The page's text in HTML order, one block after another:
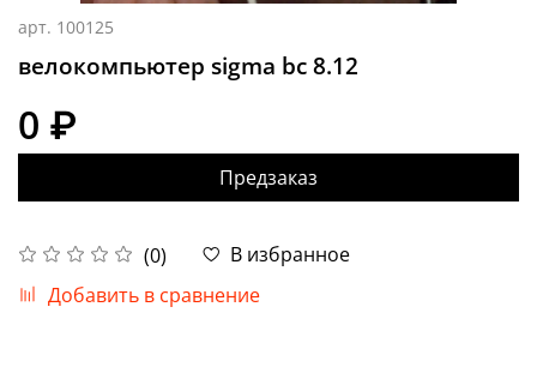
арт. 100125
велокомпьютер sigma bc 8.12
(0)
В избранное
Добавить в сравнение
0 ₽
Предзаказ